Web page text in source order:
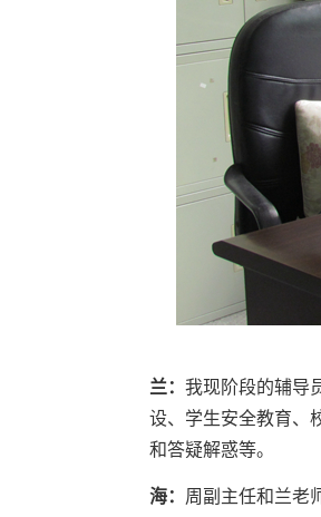
兰： 我现阶段的辅导
设、学生安全教育、
和答疑解惑等。
海： 周副主任和兰老